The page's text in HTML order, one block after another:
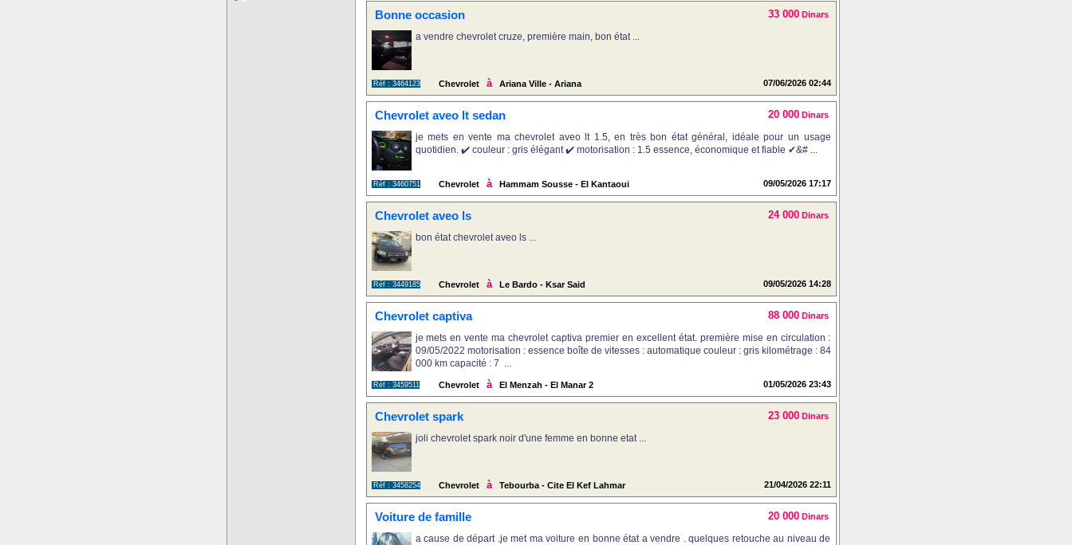
Bonne occasion 33 000 Dinars
a vendre chevrolet cruze, première main, bon état ...
Réf : 3464123 Chevrolet à Ariana Ville - Ariana 07/06/2026 02:44
Chevrolet aveo lt sedan 20 000 Dinars
je mets en vente ma chevrolet aveo lt 1.5, en très bon état général, idéale pour un usage
quotidien. ✔️ couleur : gris élégant ✔️ motorisation : 1.5 essence, économique et fiable ✔&# ...
Réf : 3460751 Chevrolet à Hammam Sousse - El Kantaoui 09/05/2026 17:17
Chevrolet aveo ls 24 000 Dinars
bon état chevrolet aveo ls ...
Réf : 3449185 Chevrolet à Le Bardo - Ksar Said 09/05/2026 14:28
Chevrolet captiva 88 000 Dinars
je mets en vente ma chevrolet captiva premier en excellent état. première mise en circulation :
09/05/2022 motorisation : essence boîte de vitesses : automatique couleur : gris kilométrage : 84
000 km capacité : 7 ...
Réf : 3459511 Chevrolet à El Menzah - El Manar 2 01/05/2026 23:43
Chevrolet spark 23 000 Dinars
joli chevrolet spark noir d'une femme en bonne etat ...
Réf : 3458254 Chevrolet à Tebourba - Cite El Kef Lahmar 21/04/2026 22:11
Voiture de famille 20 000 Dinars
a cause de départ .je met ma voiture en bonne état a vendre . quelques retouche au niveau de